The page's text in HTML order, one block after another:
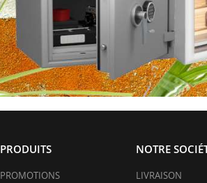
PRODUITS
PROMOTIONS
NOTRE
LIVRAISON